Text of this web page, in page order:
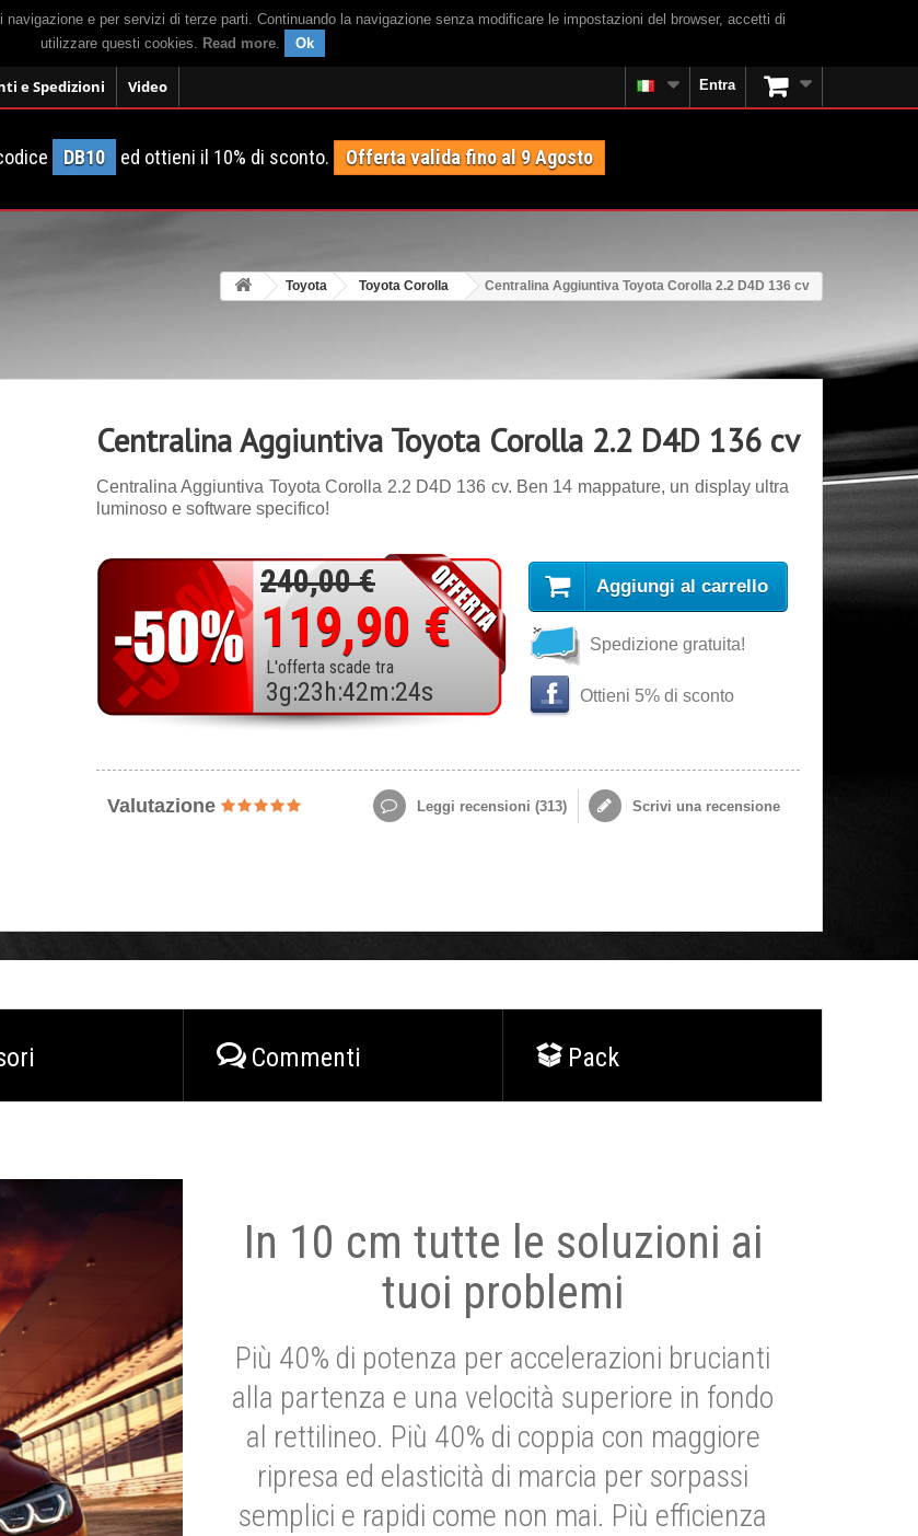
e per servizi di terze parti. Continuando la navigazione senza modificare le impostazioni del browser, accetti di
utilizzare questi cookies. Read more. Ok
e Spedizioni Video Entra
DB10 ed ottieni il 10% di sconto. Offerta valida fino al 9 Agosto
Toyota Toyota Corolla Centralina Aggiuntiva Toyota Corolla 2.2 D4D 136 cv
Centralina Aggiuntiva Toyota Corolla 2.2 D4D 136 cv
Centralina Aggiuntiva Toyota Corolla 2.2 D4D 136 cv. Ben 14 mappature, un display ultra
luminoso e software specifico!
240,00 €
119,90 €
L'offerta scade tra
3g:23 h:42m:22s
Aggiungi al carrello
Spedizione gratuita!
Ottieni 5% di sconto
Valutazione Leggi recensioni (313) Scrivi una recensione
Commenti Pack
In 10 cm tutte le soluzioni ai
tuoi problemi
Più 40% di potenza per accelerazioni brucianti
alla partenza e una velocità superiore in fondo
al rettilineo. Più 40% di coppia con maggiore
ripresa ed elasticità di marcia per sorpassi
semplici e rapidi come non mai. Più efficienza